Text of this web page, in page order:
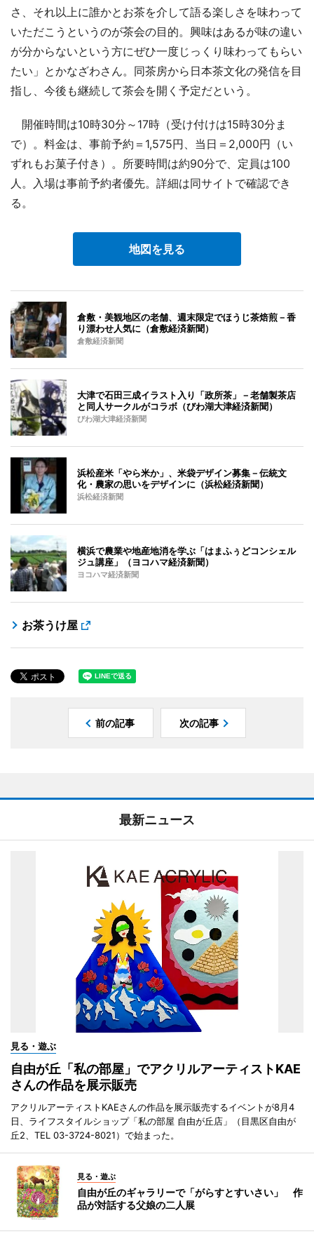
さ、それ以上に誰かとお茶を介して語る楽しさを味わって
いただこうというのが茶会の目的。興味はあるが味の違い
が分からないという方にぜひ一度じっくり味わってもらい
たい」とかなざわさん。同茶房から日本茶文化の発信を目
指し、今後も継続して茶会を開く予定だという。
開催時間は10時30分～17時（受け付けは15時30分ま
で）。料金は、事前予約＝1,575円、当日＝2,000円（い
ずれもお菓子付き）。所要時間は約90分で、定員は100
人。入場は事前予約者優先。詳細は同サイトで確認でき
る。
地図を見る
倉敷・美観地区の老舗、週末限定でほうじ茶焙煎－香
り漂わせ人気に（倉敷経済新聞）
倉敷経済新聞
大津で石田三成イラスト入り「政所茶」－老舗製茶店
と同人サークルがコラボ（びわ湖大津経済新聞）
びわ湖大津経済新聞
浜松産米「やら米か」、米袋デザイン募集－伝統文
化・農家の思いをデザインに（浜松経済新聞）
浜松経済新聞
横浜で農業や地産地消を学ぶ「はまふぅどコンシェル
ジュ講座」（ヨコハマ経済新聞）
ヨコハマ経済新聞
お茶うけ屋
前の記事 次の記事
最新ニュース
見る・遊ぶ
自由が丘「私の部屋」でアクリルアーティストKAE
さんの作品を展示販売
アクリルアーティストKAEさんの作品を展示販売するイベントが8月4
日、ライフスタイルショップ「私の部屋 自由が丘店」（目黒区自由が
丘2、TEL 03-3724-8021）で始まった。
見る・遊ぶ
自由が丘のギャラリーで「がらすとすいさい」 作
品が対話する父娘の二人展